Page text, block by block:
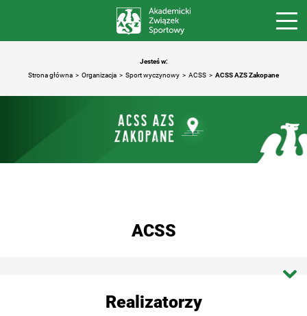
Jesteś w:
Strona główna
Organizacja Sport wyczynowy ACSS ACSS AZS Zakopane
ACSS
Realizatorzy